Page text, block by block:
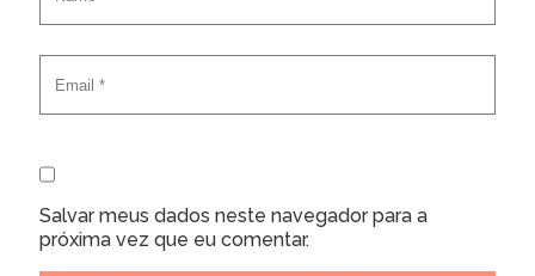
Salvar meus dados neste navegador para a
próxima vez que eu comentar.